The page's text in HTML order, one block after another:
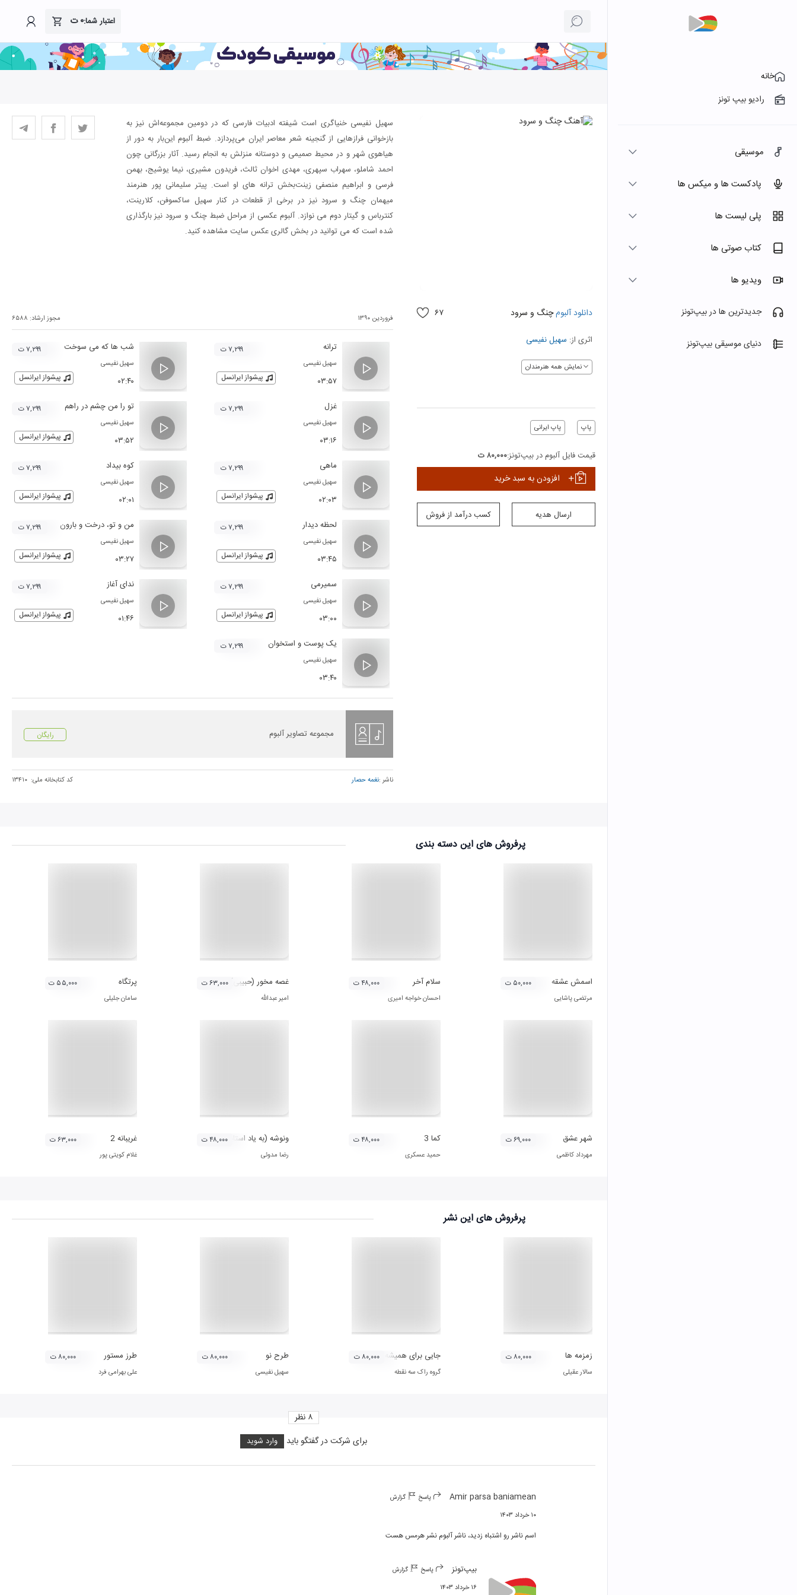
اعتبار شما:۰ت
خانه
رادیو بیپ تونز
موسیقی
پادکست ها و میکس ها
پلی لیست ها
کتاب صوتی ها
ویدیو ها
جدیدترین ها در بیپ‌تونز
دنیای موسیقی بیپ‌تونز
دانلود آلبومچنگ و سرود
اثری از: سهیل نفیسی
نمایش همه هنرمندان
۶۷
پاپ پاپ ایرانی
قیمت فایل آلبوم در بیپ‌تونز:۸۰,۰۰۰ ت
افزودن به سبد خرید
ارسال هدیه کسب درآمد از فروش
سهیل نفیسی خنیاگری است شیفته ادبیات فارسی که در دومین مجموعه‌اش نیز به
بازخوانی فرازهایی از گنجینه شعر معاصر ایران می‌پردازد. ضبط آلبوم این‌بار به دور از
هیاهوی شهر و در محیط صمیمی و دوستانه منزلش به انجام رسید. آثار بزرگانی چون
احمد شاملو، سهراب سپهری، مهدی اخوان ثالث،‌ فریدون مشیری، نیما یوشیج، بهمن
فرسی و ابراهیم منصفی زینت‌بخش ترانه های او است. پیتر سلیمانی پور هنرمند
میهمان چنگ و سرود نیز در برخی از قطعات در کنار سهیل ساکسوفن، کلارینت،
کنترباس و گیتار دوم می نوازد. آلبوم عکسی از مراحل ضبط چنگ و سرود نیز بارگذاری
شده است که می توانید در بخش گالری عکس سایت مشاهده کنید.
فروردین ۱۳۹۰ مجوز ارشاد: ۶۵۸۸
ترانه
سهیل نفیسی
۰۳:۵۷
۷,۲۹۹ ت
پیشواز ایرانسل
شب ها که می سوخت
سهیل نفیسی
۰۲:۴۰
۷,۲۹۹ ت
پیشواز ایرانسل
غزل
سهیل نفیسی
۰۳:۱۶
۷,۲۹۹ ت تو را من چشم در راهم
سهیل نفیسی
۰۳:۵۲
۷,۲۹۹ ت
پیشواز ایرانسل
ماهی
سهیل نفیسی
۰۲:۰۳
۷,۲۹۹ ت
پیشواز ایرانسل
کوه بیداد
سهیل نفیسی
۰۲:۰۱
۷,۲۹۹ ت
پیشواز ایرانسل
لحظه دیدار
سهیل نفیسی
۰۳:۴۵
۷,۲۹۹ ت
پیشواز ایرانسل
من و تو، درخت و بارون
سهیل نفیسی
۰۳:۲۷
۷,۲۹۹ ت
پیشواز ایرانسل
سمیرمی
سهیل نفیسی
۰۳:۰۰
۷,۲۹۹ ت
پیشواز ایرانسل
ندای آغاز
سهیل نفیسی
۰۱:۴۶
۷,۲۹۹ ت
پیشواز ایرانسل
یک پوست و استخوان
سهیل نفیسی
۰۳:۴۰
۷,۲۹۹ ت
مجموعه تصاویر آلبوم رایگان
ناشر :نغمه حصار کد کتابخانه ملی: ۱۳۴۱۰
پرفروش های این دسته بندی
اسمش عشقه
مرتضی پاشایی
۵۰,۰۰۰ ت سلام آخر
احسان خواجه امیری
۴۸,۰۰۰ ت غصه مخور (حبیبی)
امیر عبدالله
۶۳,۰۰۰ ت پرتگاه
سامان جلیلی
۵۵,۰۰۰ ت
شهر عشق
مهرداد کاظمی
۶۹,۰۰۰ ت کما 3
حمید عسکری
۴۸,۰۰۰ ت ونوشه (به یاد استاد محمد دنیوی)
رضا مدوئی
۴۸,۰۰۰ ت غریبانه 2
غلام کویتی پور
۶۳,۰۰۰ ت
پرفروش های این نشر
زمزمه ها
سالار عقیلی
۸۰,۰۰۰ ت جایی برای همیشه
گروه راک سه نقطه
۸۰,۰۰۰ ت طرح نو
سهیل نفیسی
۸۰,۰۰۰ ت طرز مستور
علی بهرامی فرد
۸۰,۰۰۰ ت
برای شرکت در گفتگو باید وارد شوید
۸ نظر
Amir parsa baniamean پاسخ گزارش
۱۰ خرداد ۱۴۰۳
اسم ناشر رو اشتباه زدید، ناشر آلبوم نشر هرمس هست
بیپ‌تونز پاسخ گزارش
۱۶ خرداد ۱۴۰۳